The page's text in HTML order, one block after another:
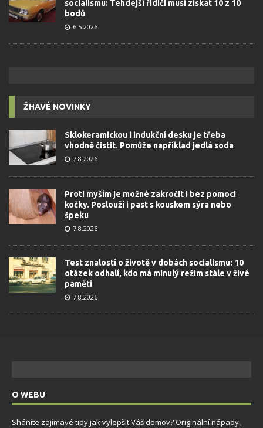
socialismu: Tehdejší řidiči musí získat 10 z 10
bodů
6.5.2026
ŽHAVÉ NOVINKY
Sklokeramickou i indukční desku je třeba
vhodně čistit. Pomůže například jedlá soda
7.8.2026
Proti myším je možné zakročit i bez pomoci
kočky. Poslouží i past s kouskem sýra nebo
špeku
7.8.2026
Test znalostí o životě v dobách socialismu: 10
otázek odhalí, kdo má minulý režim stále v živé
paměti
7.8.2026
O WEBU
Sháníte zajímavé tipy jak vylepšit Váš domov? Originální nápady,